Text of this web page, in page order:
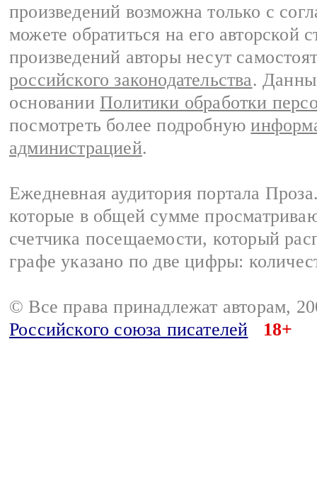
произведений возможна только с
можете обратиться на его авторской
произведений авторы несут
российского законодательства.
основании Политики обработки
посмотреть более подробную
администрацией.
Ежедневная аудитория портала
которые в общей сумме
счетчика посещаемости, который
графе указано по две цифры:
© Все права принадлежат авторам,
Российского союза писателей
18+